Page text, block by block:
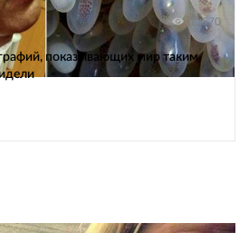
12570
показывающих мир таким,